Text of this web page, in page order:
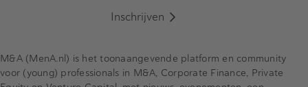
Inschrijven
M&A (MenA.nl) is het toonaangevende platform en community
voor (young) professionals in M&A, Corporate Finance, Private